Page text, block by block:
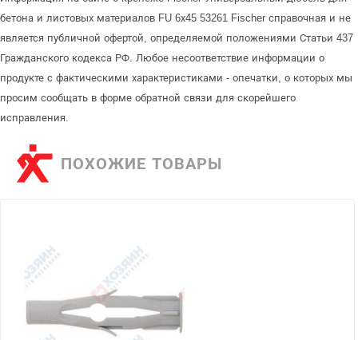
бетона и листовых материалов FU 6х45 53261 Fischer справочная и не
является публичной офертой, определяемой положениями Статьи 437
Гражданского кодекса РФ. Любое несоответствие информации о
продукте с фактическими характеристиками - опечатки, о которых мы
просим сообщать в форме обратной связи для скорейшего
исправления.
ПОХОЖИЕ ТОВАРЫ